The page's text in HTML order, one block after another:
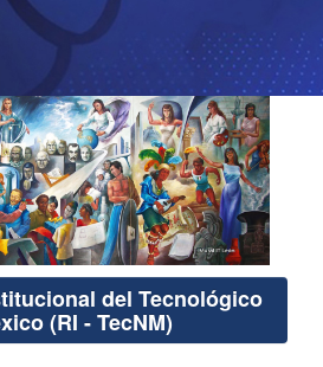
del Tecnológico
(RI - TecNM)